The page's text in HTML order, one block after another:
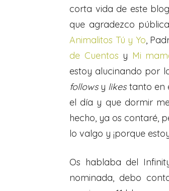
corta vida de este
que agradezco
Animalitos Tú y Yo,
de Cuentos y Mi
estoy alucinando por
followsy likestanto en
el día y que dormir
hecho, ya os contaré,
lo valgo y ¡porque
Os hablaba del
nominada, debo